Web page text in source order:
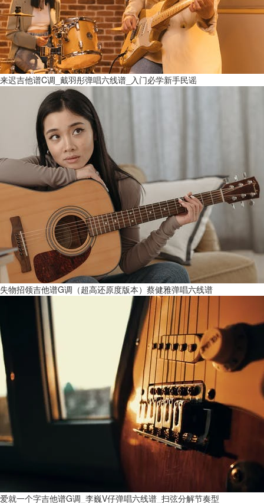
来迟吉他谱C调_戴羽彤弹唱六线谱_入门必学新手民谣
失物招领吉他谱G调（超高还原度版本）蔡健雅弹唱六线谱
爱就一个字吉他谱G调_李巍V仔弹唱六线谱_扫弦分解节奏型